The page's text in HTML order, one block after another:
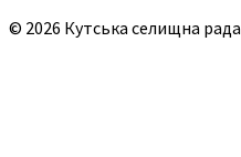
© 2026 Кутська селищна рада